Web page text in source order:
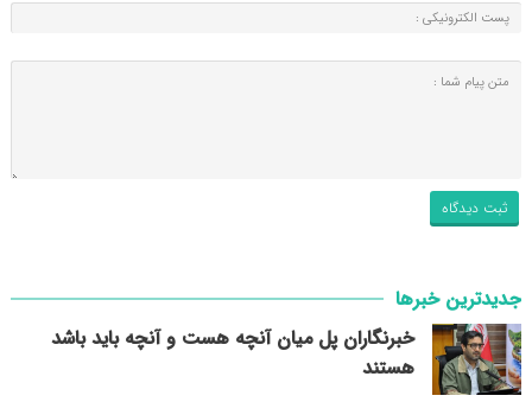
جدیدترین خبرها
خبرنگاران پل میان آنچه هست و آنچه باید باشد
هستند